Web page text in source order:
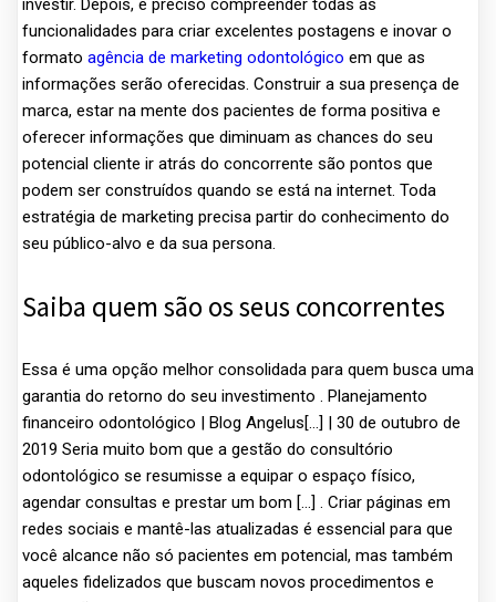
investir. Depois, é preciso compreender todas as
funcionalidades para criar excelentes postagens e inovar o
formato agência de marketing odontológico em que as
informações serão oferecidas. Construir a sua presença de
marca, estar na mente dos pacientes de forma positiva e
oferecer informações que diminuam as chances do seu
potencial cliente ir atrás do concorrente são pontos que
podem ser construídos quando se está na internet. Toda
estratégia de marketing precisa partir do conhecimento do
seu público-alvo e da sua persona.
Saiba quem são os seus concorrentes
Essa é uma opção melhor consolidada para quem busca uma
garantia do retorno do seu investimento . Planejamento
financeiro odontológico | Blog Angelus[…] | 30 de outubro de
2019 Seria muito bom que a gestão do consultório
odontológico se resumisse a equipar o espaço físico,
agendar consultas e prestar um bom […] . Criar páginas em
redes sociais e mantê-las atualizadas é essencial para que
você alcance não só pacientes em potencial, mas também
aqueles fidelizados que buscam novos procedimentos e